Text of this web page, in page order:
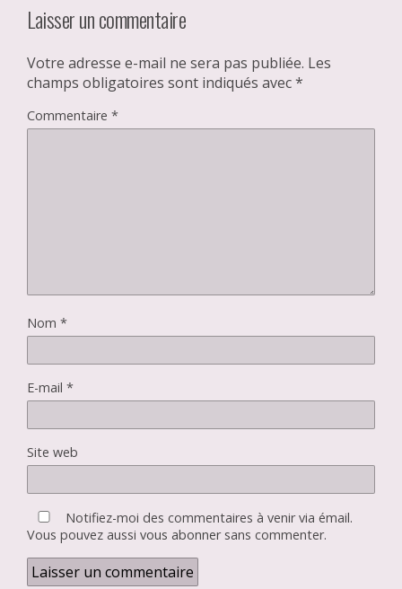
Laisser un commentaire
Votre adresse e-mail ne sera pas publiée. Les
champs obligatoires sont indiqués avec*
Commentaire *
Nom *
E-mail *
Site web
Notifiez-moi des commentaires à venir via émail.
Vous pouvez aussi vous abonnersans commenter.